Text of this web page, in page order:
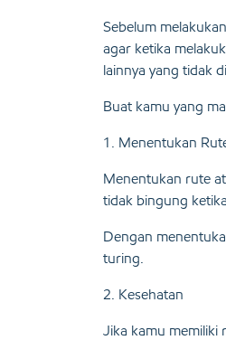
Sebelum
agar ketika
lainnya yang tidak
Buat kamu yang
1. Menentukan
Menentukan rute
tidak bingung
Dengan
turing.
2. Kesehatan
Jika kamu memiliki